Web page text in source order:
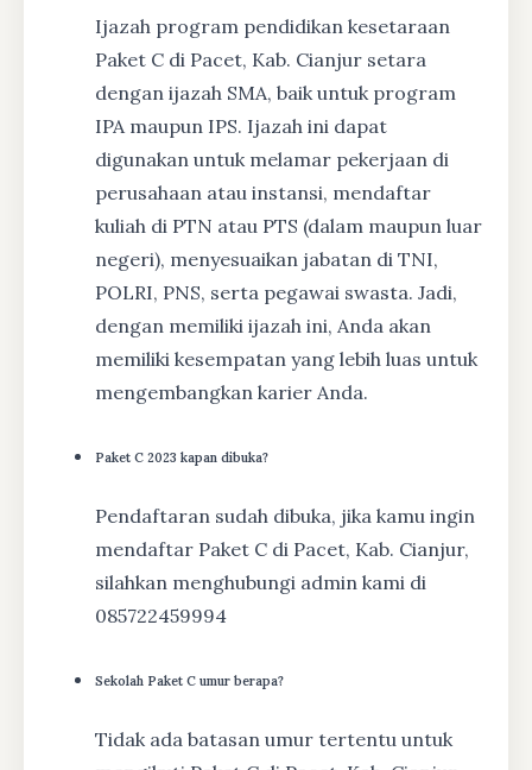
Ijazah program pendidikan kesetaraan
Paket C di Pacet, Kab. Cianjur setara
dengan ijazah SMA, baik untuk program
IPA maupun IPS. Ijazah ini dapat
digunakan untuk melamar pekerjaan di
perusahaan atau instansi, mendaftar
kuliah di PTN atau PTS (dalam maupun luar
negeri), menyesuaikan jabatan di TNI,
POLRI, PNS, serta pegawai swasta. Jadi,
dengan memiliki ijazah ini, Anda akan
memiliki kesempatan yang lebih luas untuk
mengembangkan karier Anda.
Paket C 2023 kapan dibuka?
Pendaftaran sudah dibuka, jika kamu ingin
mendaftar Paket C di Pacet, Kab. Cianjur,
silahkan menghubungi admin kami di
085722459994
Sekolah Paket C umur berapa?
Tidak ada batasan umur tertentu untuk